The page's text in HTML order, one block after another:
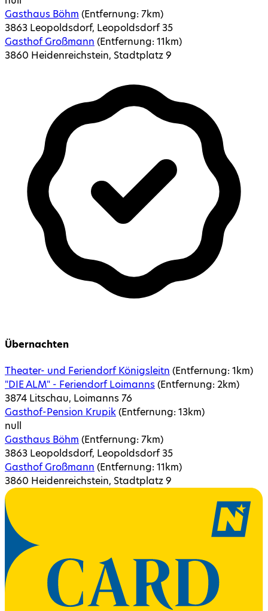
Gasthaus Böhm (Entfernung: 7km)
3863 Leopoldsdorf, Leopoldsdorf 35
Gasthof Großmann (Entfernung: 11km)
3860 Heidenreichstein, Stadtplatz 9
Übernachten
Theater- und Feriendorf Königsleitn (Entfernung: 1km)
"DIE ALM" - Feriendorf Loimanns(Entfernung: 2km)
3874 Litschau, Loimanns 76
Gasthof-Pension Krupik(Entfernung: 13km)
null
Gasthaus Böhm (Entfernung: 7km)
3863 Leopoldsdorf, Leopoldsdorf 35
Gasthof Großmann (Entfernung: 11km)
3860 Heidenreichstein, Stadtplatz 9